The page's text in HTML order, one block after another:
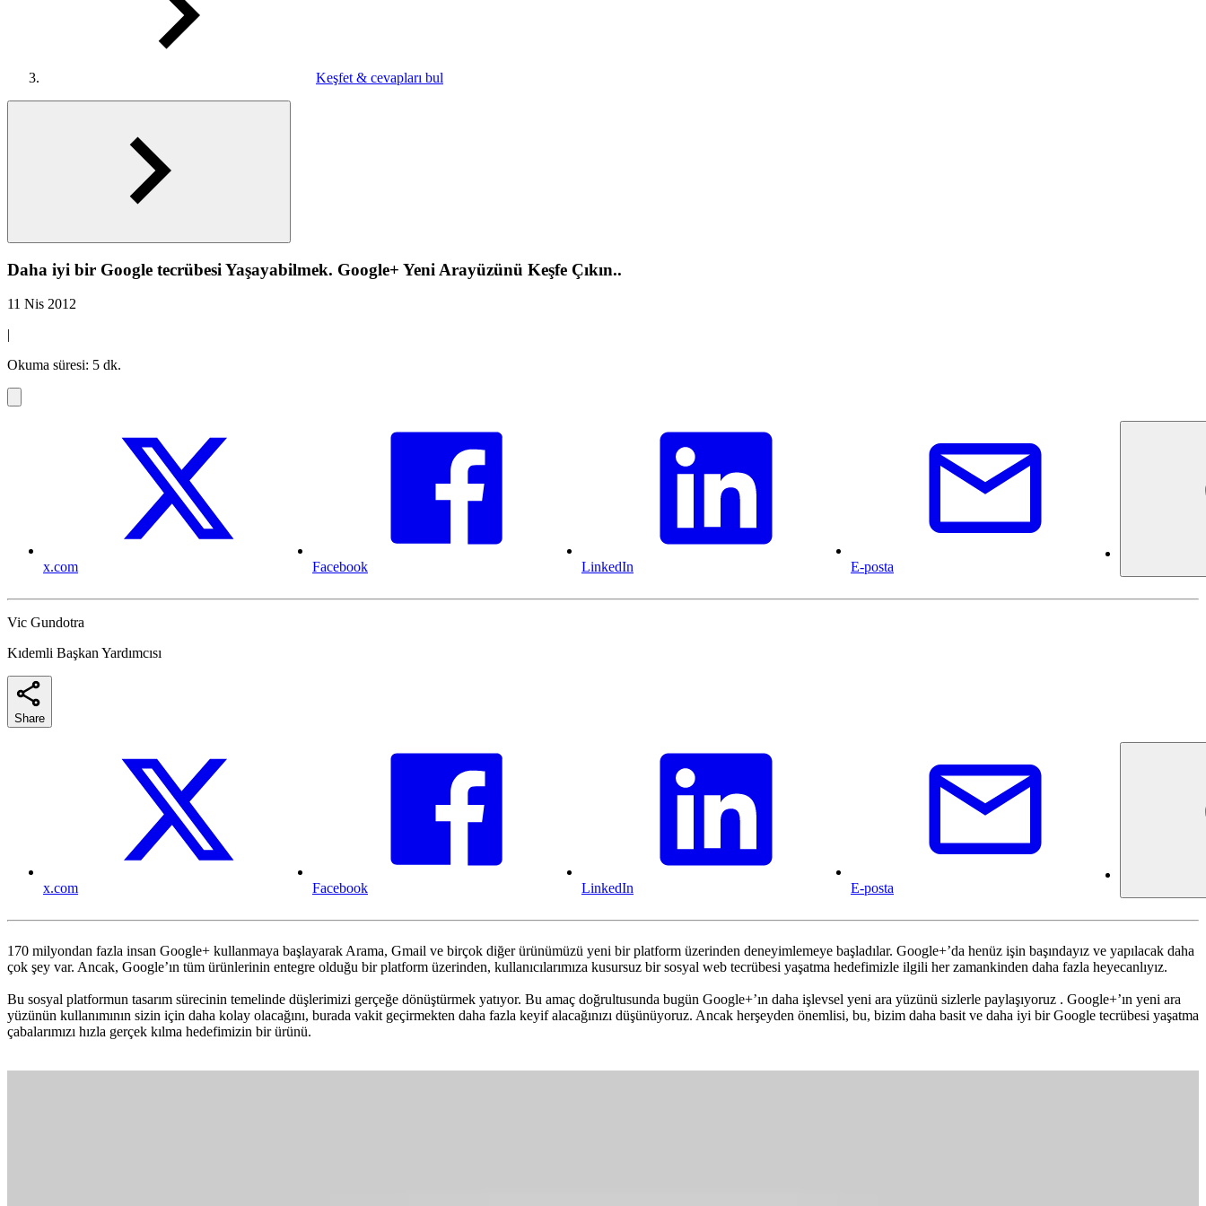
Keşfet & cevapları bul
Daha iyi bir Google tecrübesi Yaşayabilmek. Google+ Yeni Arayüzünü Keşfe Çıkın..
11 Nis 2012
|
Okuma süresi: 5 dk.
x.com Facebook LinkedIn E-posta
Vic Gundotra
Kıdemli Başkan Yardımcısı
Share
x.com Facebook LinkedIn E-posta
170 milyondan fazla insan Google+ kullanmaya başlayarak Arama, Gmail ve birçok diğer ürünümüzü yeni bir platform üzerinden deneyimlemeye başladılar. Google+’da henüz işin başındayız ve yapılacak daha
çok şey var. Ancak, Google’ın tüm ürünlerinin entegre olduğu bir platform üzerinden, kullanıcılarımıza kusursuz bir sosyal web tecrübesi yaşatma hedefimizle ilgili her zamankinden daha fazla heyecanlıyız.
Bu sosyal platformun tasarım sürecinin temelinde düşlerimizi gerçeğe dönüştürmek yatıyor. Bu amaç doğrultusunda bugün Google+’ın daha işlevsel yeni ara yüzünü sizlerle paylaşıyoruz . Google+’ın yeni ara
yüzünün kullanımının sizin için daha kolay olacağını, burada vakit geçirmekten daha fazla keyif alacağınızı düşünüyoruz. Ancak herşeyden önemlisi, bu, bizim daha basit ve daha iyi bir Google tecrübesi yaşatma
çabalarımızı hızla gerçek kılma hedefimizin bir ürünü.